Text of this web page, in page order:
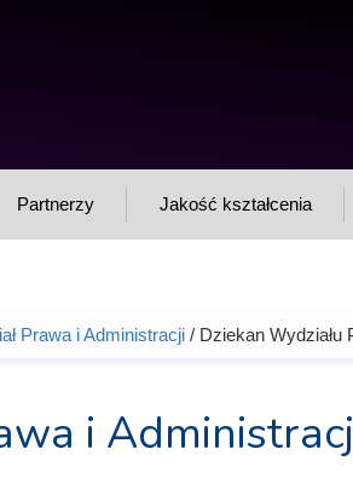
Partnerzy Jakość kształcenia
Prawa i Administracji/ Dziekan Wydziału
i